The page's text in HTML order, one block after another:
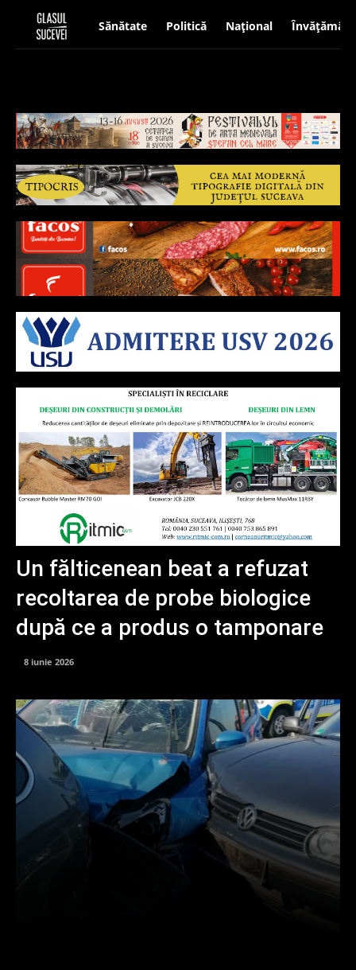
Sănătate Politică Național Învățământ
Un fălticenean beat a refuzat
recoltarea de probe biologice
după ce a produs o tamponare
8 iunie 2026